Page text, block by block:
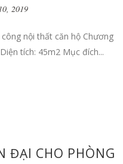
2019
nội thất căn hộ Chương
tích: 45m2 Mục đích...
ĐẠI CHO PHÒNG